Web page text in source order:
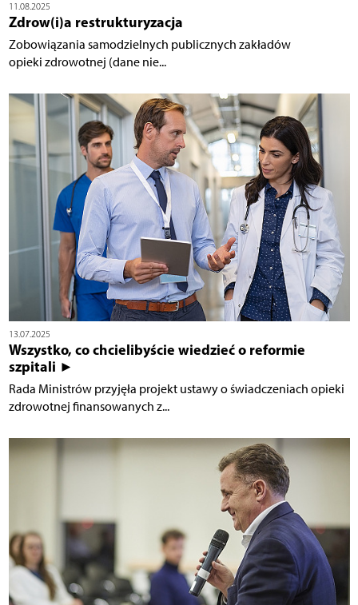
11.08.2025
Zdrow(i)a restrukturyzacja
Zobowiązania samodzielnych publicznych zakładów
opieki zdrowotnej (dane nie...
13.07.2025
Wszystko, co chcielibyście wiedzieć o reformie
szpitali ►
Rada Ministrów przyjęła projekt ustawy o świadczeniach opieki
zdrowotnej finansowanych z...